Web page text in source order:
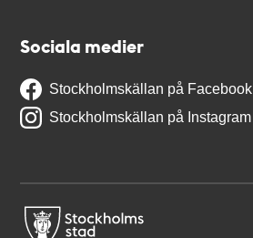
Sociala medier
Stockholmskällan på Facebook
Stockholmskällan på Instagram